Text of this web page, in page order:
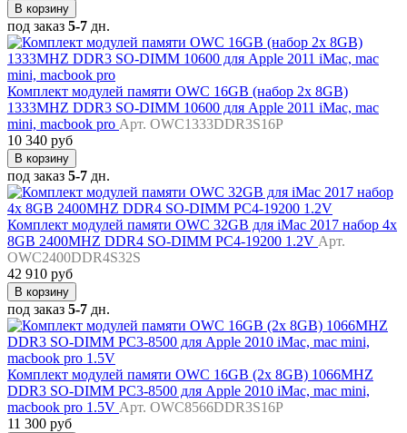
В корзину
под заказ 5-7 дн.
Комплект модулей памяти OWC 16GB (набор 2x 8GB)
1333MHZ DDR3 SO-DIMM 10600 для Apple 2011 iMac, mac
mini, macbook pro Арт. OWC1333DDR3S16P
10 340 руб
В корзину
под заказ 5-7 дн.
Комплект модулей памяти OWC 32GB для iMac 2017 набор 4x
8GB 2400MHZ DDR4 SO-DIMM PC4-19200 1.2V Арт.
OWC2400DDR4S32S
42 910 руб
В корзину
под заказ 5-7 дн.
Комплект модулей памяти OWC 16GB (2x 8GB) 1066MHZ
DDR3 SO-DIMM PC3-8500 для Apple 2010 iMac, mac mini,
macbook pro 1.5V Арт. OWC8566DDR3S16P
11 300 руб